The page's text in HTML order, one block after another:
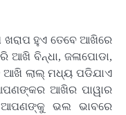
ହୁଏ ତେବେ ଆଖିରେ
ଆଖି ବିନ୍ଧା, ଜଳାପୋଡା,
ଆଖି ଲାଲ୍ ମଧ୍ୟ ପଡିଯାଏ
ଆଖିର ପାୱାର
ଆପଣଙ୍କୁ ଭଲ ଭାବରେ